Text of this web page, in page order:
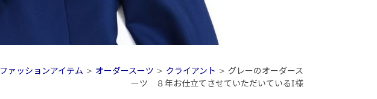
ファッションアイテム > オーダースーツ > クライアント > グレーのオーダース
ーツ ８年お仕立てさせていただいているI様